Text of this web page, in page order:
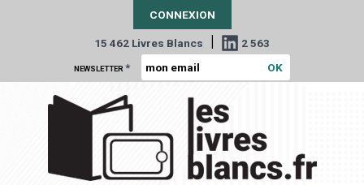
CONNEXION
15 462 Livres Blancs | 2 563
NEWSLETTER *